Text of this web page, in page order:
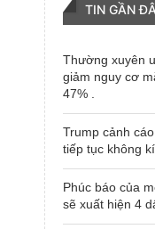
TIN GẦN
Thường xuyên
giảm nguy cơ
47% .
Trump cảnh
tiếp tục không
Phúc báo của
sẽ xuất hiện 4